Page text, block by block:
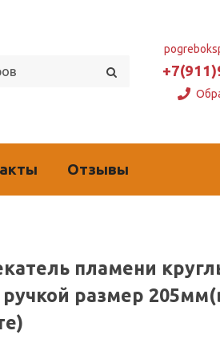
Отзывы
пламени
размер